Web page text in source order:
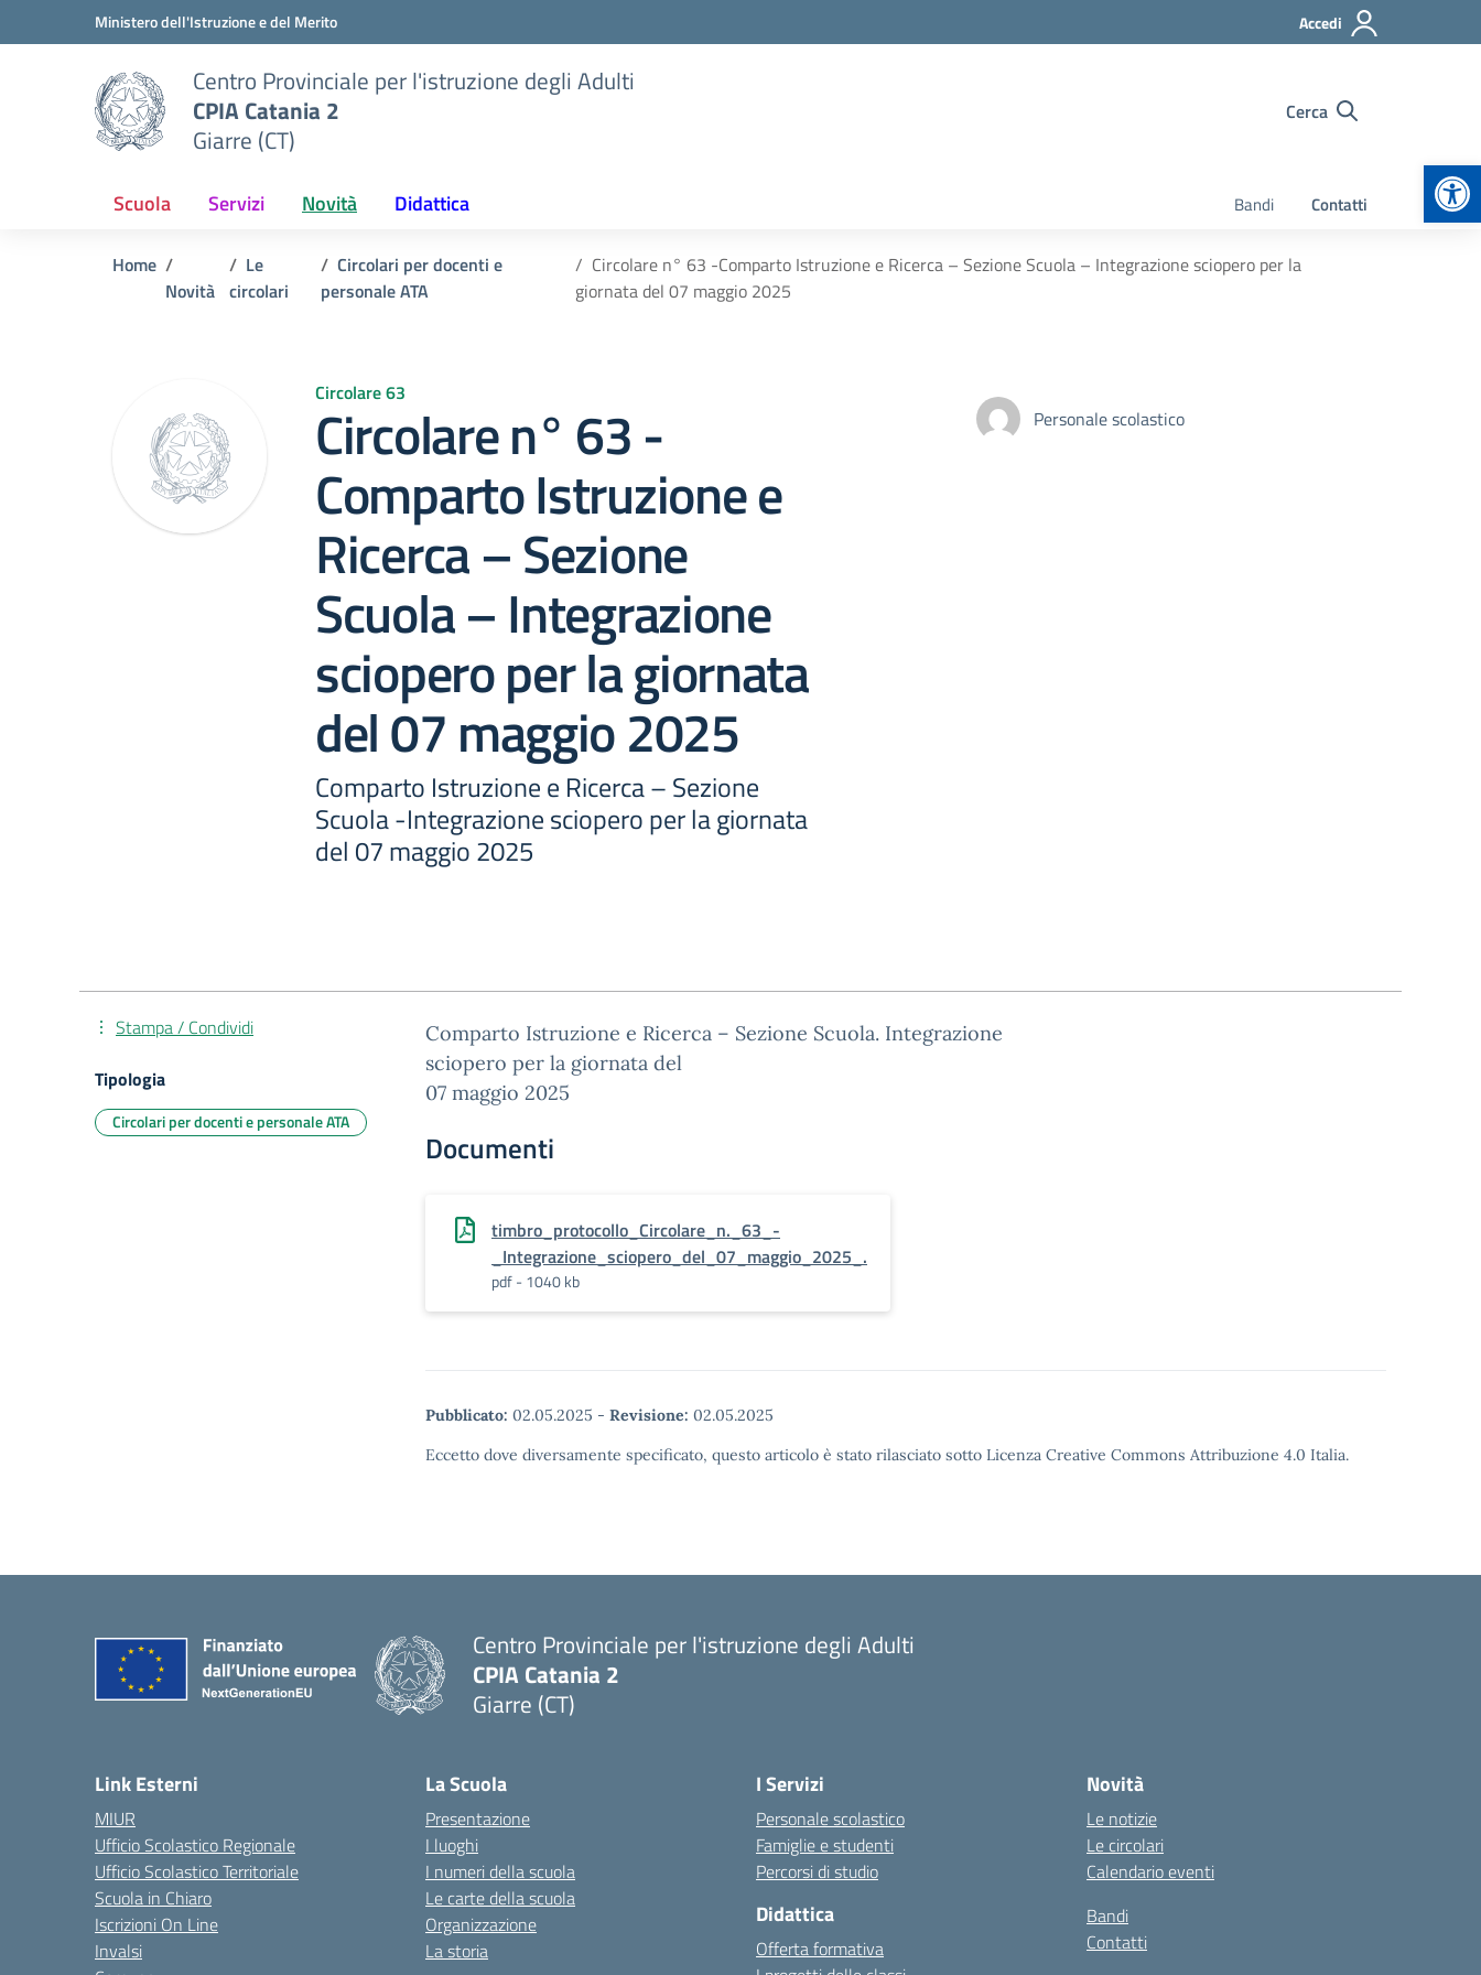
Vai ai contenuti
Vai al menu di navigazioneMinistero dell'Istruzione e del Merito Accedi
Centro Provinciale per l'istruzione degli Adulti
CPIA Catania 2
Giarre (CT)
Cerca
Scuola Servizi Novità Didattica Bandi Contatti
Home
Novità
Le
circolari
Circolari per docenti e
personale ATA
Circolare n° 63 -Comparto Istruzione e Ricerca – Sezione Scuola – Integrazione sciopero per la
giornata del 07 maggio 2025
Circolare 63
Circolare n° 63 -
Comparto Istruzione e
Ricerca – Sezione
Scuola – Integrazione
sciopero per la giornata
del 07 maggio 2025
Comparto Istruzione e Ricerca – Sezione
Scuola -Integrazione sciopero per la giornata
del 07 maggio 2025
Personale scolastico
Comparto Istruzione e Ricerca – Sezione Scuola. Integrazione
sciopero per la giornata del
07 maggio 2025
Documenti
timbro_protocollo_Circolare_n._63_-
_Integrazione_sciopero_del_07_maggio_2025_.
pdf - 1040 kb
Pubblicato: 02.05.2025 - Revisione: 02.05.2025
Eccetto dove diversamente specificato, questo articolo è stato rilasciato sotto Licenza Creative Commons Attribuzione 4.0 Italia.
Stampa / Condividi
Tipologia
Circolari per docenti e personale ATA
Centro Provinciale per l'istruzione degli Adulti
CPIA Catania 2
Giarre (CT)
Link Esterni
MIUR
Ufficio Scolastico Regionale
Ufficio Scolastico Territoriale
Scuola in Chiaro
Iscrizioni On Line
Invalsi
La Scuola
Presentazione
I luoghi
I numeri della scuola
Le carte della scuola
Organizzazione
La storia
I Servizi
Personale scolastico
Famiglie e studenti
Percorsi di studio
Didattica
Offerta formativa
Novità
Le notizie
Le circolari
Calendario eventi
Bandi
Contatti